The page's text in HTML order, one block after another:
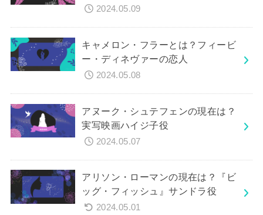
2024.05.09
キャメロン・フラーとは？フィービ
ー・ディネヴァーの恋人
2024.05.08
アヌーク・シュテフェンの現在は？
実写映画ハイジ子役
2024.05.07
アリソン・ローマンの現在は？『ビ
ッグ・フィッシュ』サンドラ役
2024.05.01